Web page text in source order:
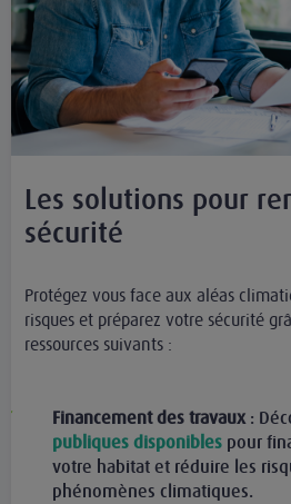
Les solutions pour
sécurité
Protégez vous face aux aléas
risques et préparez votre sécurité
ressources suivants :
Financement des travaux:
publiques disponibles pour
votre habitat et réduire les
phénomènes climatiques.